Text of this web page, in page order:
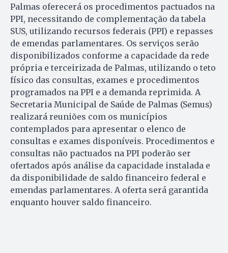
Palmas oferecerá os procedimentos pactuados na
PPI, necessitando de complementação da tabela
SUS, utilizando recursos federais (PPI) e repasses
de emendas parlamentares. Os serviços serão
disponibilizados conforme a capacidade da rede
própria e terceirizada de Palmas, utilizando o teto
físico das consultas, exames e procedimentos
programados na PPI e a demanda reprimida. A
Secretaria Municipal de Saúde de Palmas (Semus)
realizará reuniões com os municípios
contemplados para apresentar o elenco de
consultas e exames disponíveis. Procedimentos e
consultas não pactuados na PPI poderão ser
ofertados após análise da capacidade instalada e
da disponibilidade de saldo financeiro federal e
emendas parlamentares. A oferta será garantida
enquanto houver saldo financeiro.